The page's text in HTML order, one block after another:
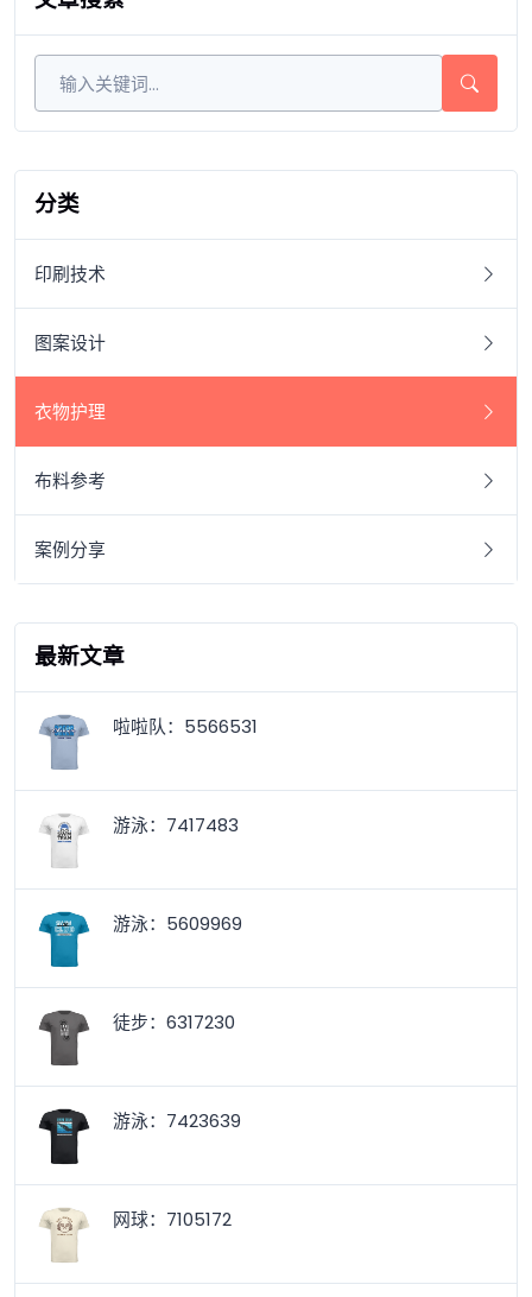
分类
印刷技术
图案设计
衣物护理
布料参考
案例分享
最新文章
啦啦队：5566531
游泳：7417483
游泳：5609969
徒步：6317230
游泳：7423639
网球：7105172